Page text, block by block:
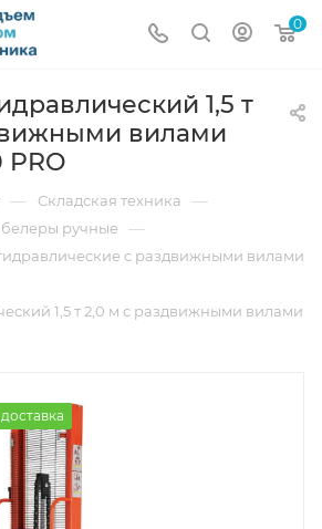
0
1,5 т
вилами
PRO
— Складская техника —
ручные —
с раздвижными вилами
1,5 т 2,0 м с раздвижными вилами